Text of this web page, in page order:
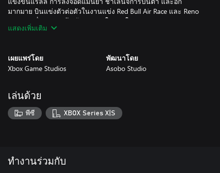
มากมาย บินแข่งตัวต่อตัวในงานแข่ง Red Bull Air Race และ Reno
Air Race ชื่อดัง รวมถึงเส้นทางบินใหม่ ๆ ใน Roswell
· สวมบทเป็นช่างภาพโลกและเดินทางไปทั่วโลกอันงดงามของ
ท่องเที่ยวของคุณ ชาเลนจ์การถ่ายภาพที่ไม่ซ้ำกันจะทดสอบความ
คิดสร้างสรรค์ รวมถึงทักษะการขับเครื่องบินของคุณในขณะที่
การฝึกบินจำลองอย่างล้ำสมัย
· ระบบฟิสิกส์ที่ปรับปรุงใหม่เอื้อให้มีพื้นผิววัตถุแบบแข็งกว่า
10,000 แบบ ซึ่งช่วยให้สามารถจำลองรูปทรงใดก็ได้ของเครื่องบิน
· ระบบใหม่ ๆ ที่มีความแม่นยำสูงในเครื่องบิน รวมถึงระบบ
แสดงเพิ่มเติม
เผยแพร่โดย
Xbox Game Studios
พัฒนาโดย
Asobo Studio
เล่นด้วย
พีซี XBOX Series X|S
ทำงานร่วมกับ